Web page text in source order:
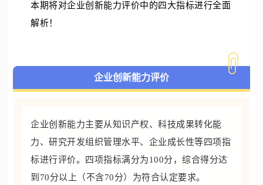
本期将对企业创新能力评价中的四大指标进行全面
解析！
企业创新能力评价
企业创新能力主要从知识产权、科技成果转化能
力、研究开发组织管理水平、企业成长性等四项指
标进行评价。四项指标满分为100分，综合得分达
到70分以上（不含70分）为符合认定要求。